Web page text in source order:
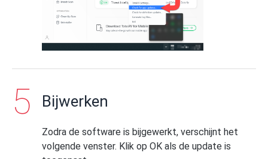
Bijwerken
Zodra de software is bijgewerkt, verschijnt het
volgende venster. Klik op OK als de update is